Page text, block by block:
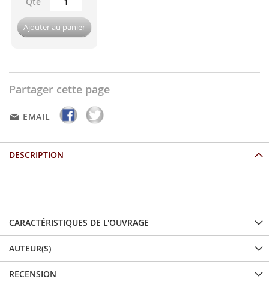
Ajouter au panier
Partager cette page
EMAIL
DESCRIPTION
CARACTÉRISTIQUES DE L'OUVRAGE
AUTEUR(S)
RECENSION